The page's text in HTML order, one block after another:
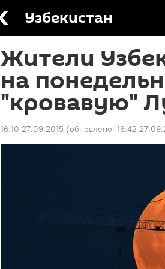
Узбекистан
Жители
на
"кровавую"
16:10 27.09.2015 (обновлено: 16:42